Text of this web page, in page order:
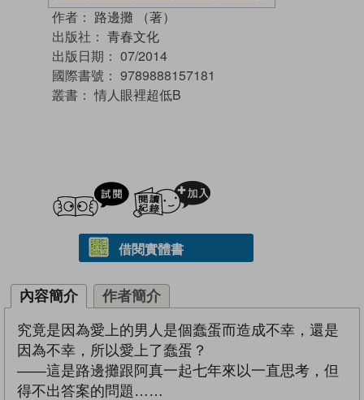
作者： 路邊攤 （著）
出版社： 青春文化
出版日期： 07/2014
國際書號： 9789888157181
叢書： 情人眼裡超低B
試閲
借閱實體書
內容簡介 作者簡介
究竟是因為愛上的男人是個蠢蛋而造成不幸，還是
因為不幸，所以愛上了蠢蛋？
——這是路邊攤跟阿真一起七年來以一直思考，但
得不出答案的問題……